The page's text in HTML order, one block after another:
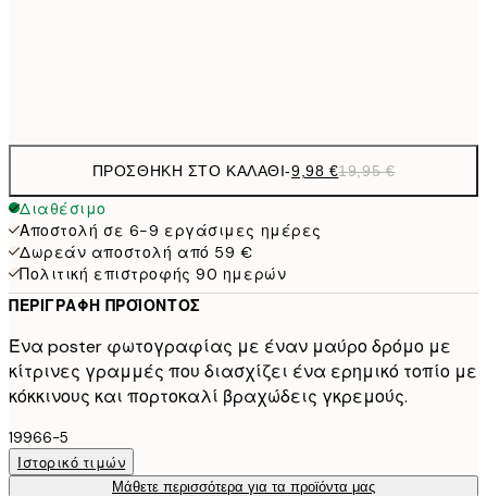
ΠΡΟΣΘΉΚΗ ΣΤΟ ΚΑΛΆΘΙ-9,98 €19,95 €
Διαθέσιμο
Αποστολή σε 6-9 εργάσιμες ημέρες
Δωρεάν αποστολή από 59 €
Πολιτική επιστροφής 90 ημερών
ΠΕΡΙΓΡΑΦΉ ΠΡΟΪΌΝΤΟΣ
Ένα poster φωτογραφίας με έναν μαύρο δρόμο με
κίτρινες γραμμές που διασχίζει ένα ερημικό τοπίο με
κόκκινους και πορτοκαλί βραχώδεις γκρεμούς.
19966-5
Ιστορικό τιμών
Μάθετε περισσότερα για τα προϊόντα μας